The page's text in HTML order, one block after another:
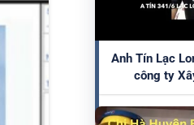
Anh Tín Lạc
công ty